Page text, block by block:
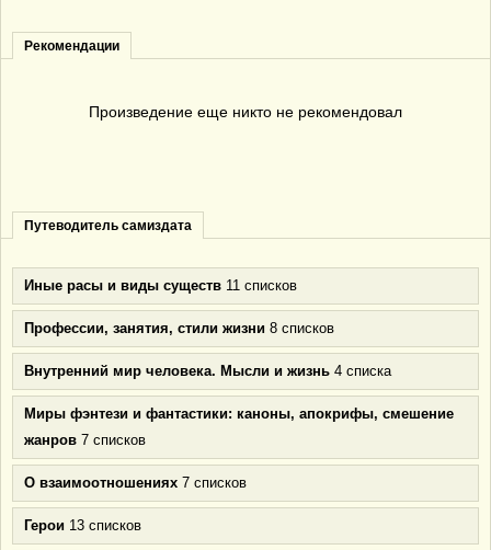
Рекомендации
Произведение еще никто не рекомендовал
Путеводитель самиздата
Иные расы и виды существ 11 списков
Профессии, занятия, стили жизни 8 списков
Внутренний мир человека. Мысли и жизнь 4 списка
Миры фэнтези и фантастики: каноны, апокрифы, смешение
жанров 7 списков
О взаимоотношениях 7 списков
Герои 13 списков